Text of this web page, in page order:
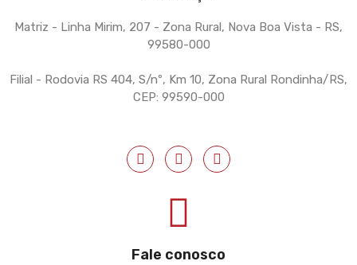
Matriz - Linha Mirim, 207 - Zona Rural, Nova Boa Vista - RS,
99580-000
Filial - Rodovia RS 404, S/nº, Km 10, Zona Rural Rondinha/RS,
CEP: 99590-000
Fale conosco